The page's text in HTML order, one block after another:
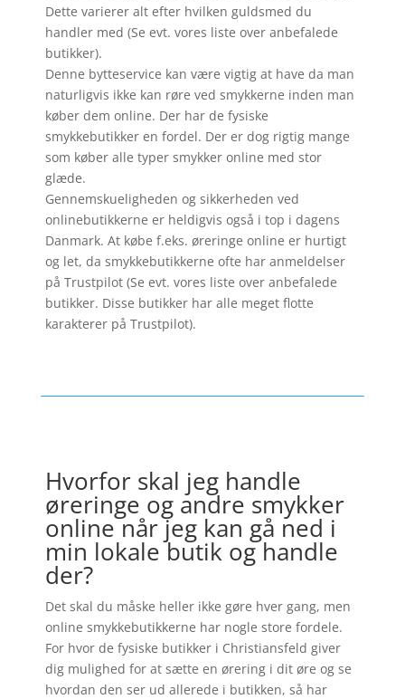
Dette varierer alt efter hvilken guldsmed du
handler med (Se evt. vores liste over anbefalede
butikker).
Denne bytteservice kan være vigtig at have da man
naturligvis ikke kan røre ved smykkerne inden man
køber dem online. Der har de fysiske
smykkebutikker en fordel. Der er dog rigtig mange
som køber alle typer smykker online med stor
glæde.
Gennemskueligheden og sikkerheden ved
onlinebutikkerne er heldigvis også i top i dagens
Danmark. At købe f.eks. øreringe online er hurtigt
og let, da smykkebutikkerne ofte har anmeldelser
på Trustpilot (Se evt. vores liste over anbefalede
butikker. Disse butikker har alle meget flotte
karakterer på Trustpilot).
Hvorfor skal jeg handle
øreringe og andre smykker
online når jeg kan gå ned i
min lokale butik og handle
der?
Det skal du måske heller ikke gøre hver gang, men
online smykkebutikkerne har nogle store fordele.
For hvor de fysiske butikker i Christiansfeld giver
dig mulighed for at sætte en ørering i dit øre og se
hvordan den ser ud allerede i butikken, så har